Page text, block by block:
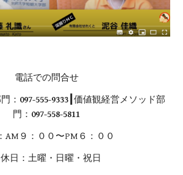
電話での問合せ
： 097-555-9333┃ 価値観経営メソッド部
門： 097-558-5811
AM９：００〜PM６：００
日：土曜・日曜・祝日